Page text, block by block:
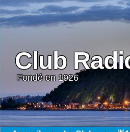
Club
Fondé en 1926